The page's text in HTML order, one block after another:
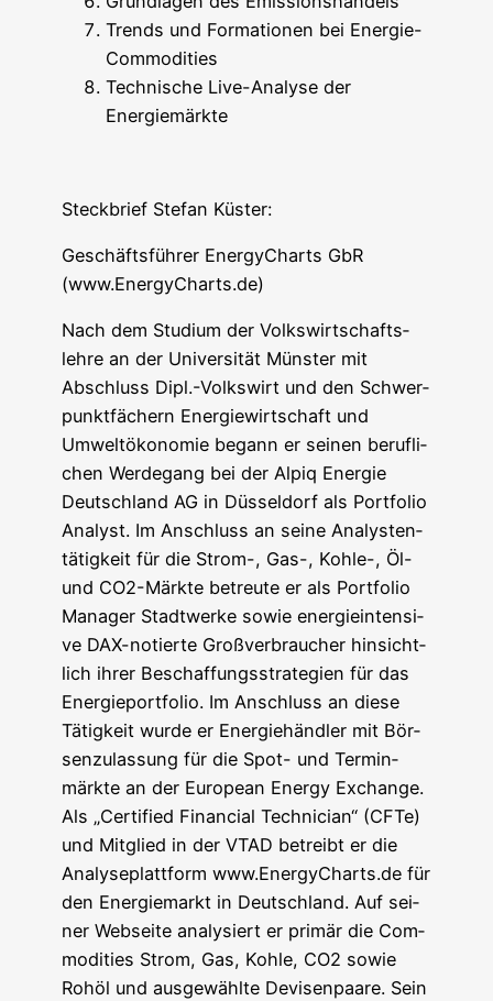
Trends und For­ma­tio­nen bei Energie-
Commodities
Tech­ni­sche Live-Ana­ly­se der
Energiemärkte
Steck­brief Ste­fan Küster:
Geschäfts­füh­rer Ener­gy­Charts GbR
(www.EnergyCharts.de)
Nach dem Stu­di­um der Volks­wirt­schafts­
leh­re an der Uni­ver­si­tät Müns­ter mit
Abschluss Dipl.-Volkswirt und den Schwer­
punkt­fä­chern Ener­gie­wirt­schaft und
Umwelt­öko­no­mie begann er sei­nen beruf­li­
chen Wer­de­gang bei der Alpiq Ener­gie
Deutsch­land AG in Düs­sel­dorf als Port­fo­lio
Ana­lyst. Im Anschluss an sei­ne Ana­lys­ten­
tä­tig­keit für die Strom-, Gas-, Koh­le-, Öl-
und CO2-Märk­te betreu­te er als Port­fo­lio
Mana­ger Stadt­wer­ke sowie ener­gie­in­ten­si­
ve DAX-notier­te Groß­ver­brau­cher hin­sicht­
lich ihrer Beschaf­fungs­stra­te­gien für das
Ener­gie­port­fo­lio. Im Anschluss an die­se
Tätig­keit wur­de er Ener­gie­händ­ler mit Bör­
sen­zu­las­sung für die Spot- und Ter­min­
märk­te an der Euro­pean Ener­gy Exch­an­ge.
Als „Cer­ti­fied Finan­cial Tech­ni­ci­an“ (CFTe)
und Mit­glied in der VTAD betreibt er die
Ana­ly­se­platt­form www.EnergyCharts.de für
den Ener­gie­markt in Deutsch­land. Auf sei­
ner Web­sei­te ana­ly­siert er pri­mär die Com­
mo­di­ties Strom, Gas, Koh­le, CO2 sowie
Roh­öl und aus­ge­wähl­te Devi­sen­paa­re. Sein